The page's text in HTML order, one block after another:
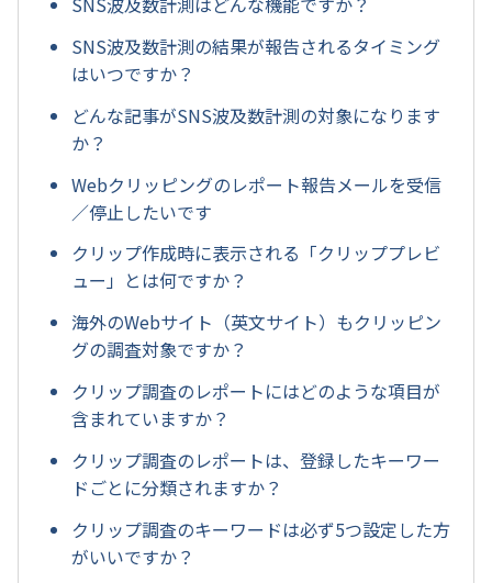
SNS波及数計測の結果が報告されるタイミング
はいつですか？
どんな記事がSNS波及数計測の対象になります
か？
Webクリッピングのレポート報告メールを受信
／停止したいです
クリップ作成時に表示される「クリッププレビ
ュー」とは何ですか？
海外のWebサイト（英文サイト）もクリッピン
グの調査対象ですか？
クリップ調査のレポートにはどのような項目が
含まれていますか？
クリップ調査のレポートは、登録したキーワー
ドごとに分類されますか？
クリップ調査のキーワードは必ず5つ設定した方
がいいですか？